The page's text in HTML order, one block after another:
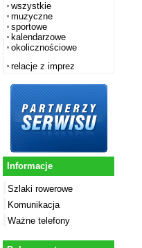
wszystkie
muzyczne
sportowe
kalendarzowe
okolicznościowe
relacje z imprez
Informacje
Szlaki rowerowe
Komunikacja
Ważne telefony